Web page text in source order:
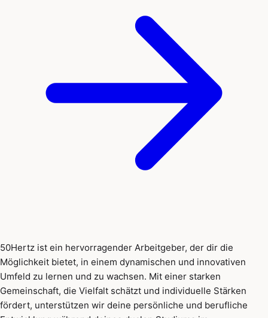
50Hertz ist ein hervorragender Arbeitgeber, der dir die
Möglichkeit bietet, in einem dynamischen und innovativen
Umfeld zu lernen und zu wachsen. Mit einer starken
Gemeinschaft, die Vielfalt schätzt und individuelle Stärken
fördert, unterstützen wir deine persönliche und berufliche